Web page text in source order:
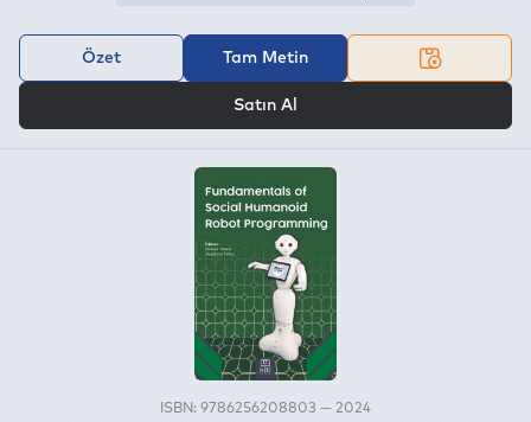
Özet Tam Metin
Satın Al
ISBN: 9786256208803 — 2024